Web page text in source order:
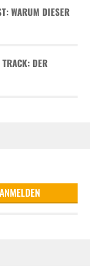
WARUM DIESER
TRACK: DER